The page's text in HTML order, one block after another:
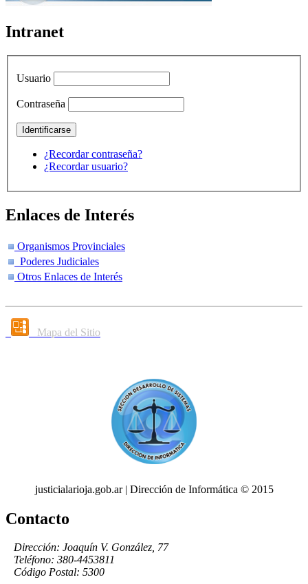
Intranet
Usuario
Contraseña
¿Recordar contraseña?
¿Recordar usuario?
Enlaces de Interés
Organismos Provinciales
Poderes Judiciales
Otros Enlaces de Interés
Mapa del Sitio
justicialarioja.gob.ar | Dirección de Informática © 2015
Contacto
Dirección: Joaquín V. González, 77
Teléfono: 380-4453811
Código Postal: 5300